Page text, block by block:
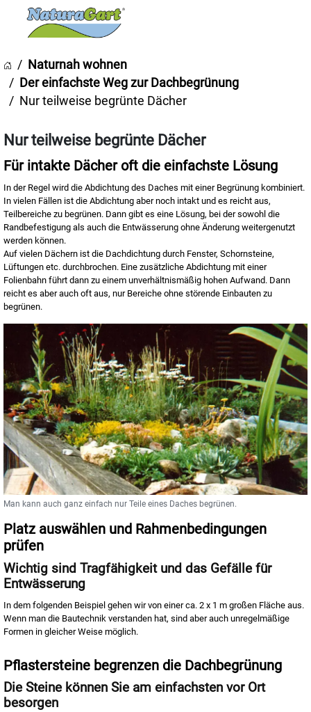
Naturnah wohnen
Der einfachste Weg zur Dachbegrünung
Nur teilweise begrünte Dächer
Nur teilweise begrünte Dächer
Für intakte Dächer oft die einfachste Lösung
In der Regel wird die Abdichtung des Daches mit einer Begrünung kombiniert.
In vielen Fällen ist die Abdichtung aber noch intakt und es reicht aus,
Teilbereiche zu begrünen. Dann gibt es eine Lösung, bei der sowohl die
Randbefestigung als auch die Entwässerung ohne Änderung weitergenutzt
werden können.
Auf vielen Dächern ist die Dachdichtung durch Fenster, Schornsteine,
Lüftungen etc. durchbrochen. Eine zusätzliche Abdichtung mit einer
Folienbahn führt dann zu einem unverhältnismäßig hohen Aufwand. Dann
reicht es aber auch oft aus, nur Bereiche ohne störende Einbauten zu
begrünen.
Man kann auch ganz einfach nur Teile eines Daches begrünen.
Platz auswählen und Rahmenbedingungen
prüfen
Wichtig sind Tragfähigkeit und das Gefälle für
Entwässerung
In dem folgenden Beispiel gehen wir von einer ca. 2 x 1 m großen Fläche aus.
Wenn man die Bautechnik verstanden hat, sind aber auch unregelmäßige
Formen in gleicher Weise möglich.
Pflastersteine begrenzen die Dachbegrünung
Die Steine können Sie am einfachsten vor Ort
besorgen